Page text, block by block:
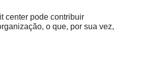
center pode contribuir
o que, por sua vez,